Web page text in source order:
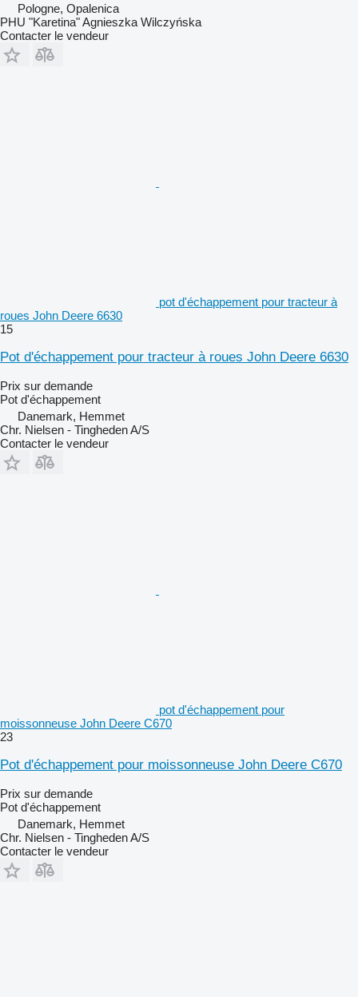
Pologne, Opalenica
PHU "Karetina" Agnieszka Wilczyńska
Contacter le vendeur
pot d'échappement pour tracteur à
roues John Deere 6630
15
Pot d'échappement pour tracteur à roues John Deere 6630
Prix sur demande
Pot d'échappement
Danemark, Hemmet
Chr. Nielsen - Tingheden A/S
Contacter le vendeur
pot d'échappement pour
moissonneuse John Deere C670
23
Pot d'échappement pour moissonneuse John Deere C670
Prix sur demande
Pot d'échappement
Danemark, Hemmet
Chr. Nielsen - Tingheden A/S
Contacter le vendeur